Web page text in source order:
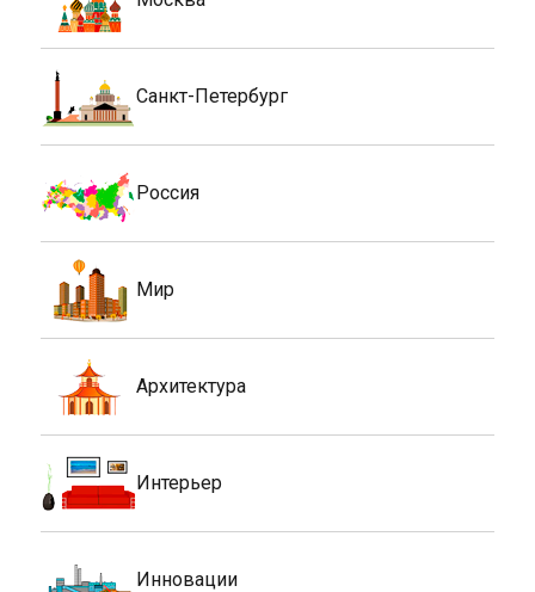
Санкт-Петербург
Россия
Мир
Архитектура
Интерьер
Инновации